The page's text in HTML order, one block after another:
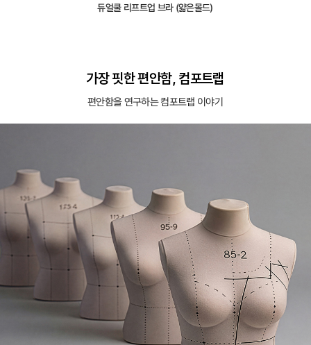
듀얼쿨 리프트업 브라 (얇은몰드)
가장 핏한 편안함, 컴포트랩
편안함을 연구하는 컴포트랩 이야기